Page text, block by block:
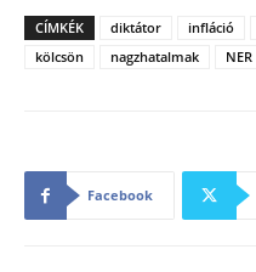
CÍMKÉK diktátor infláció
kölcsön
nagzhatalmak NER
Facebook